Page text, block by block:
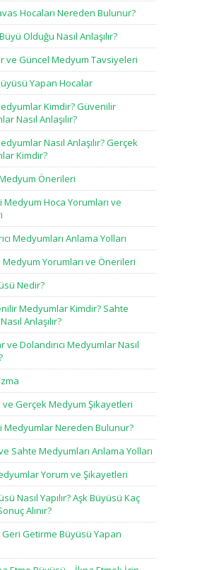
Hocaları Nereden Bulunur?
Olduğu Nasıl Anlaşılır?
ve Güncel Medyum Tavsiyeleri
Yapan Hocalar
Kimdir? Güvenilir
Nasıl Anlaşılır?
Nasıl Anlaşılır? Gerçek
Kimdir?
Önerileri
Hoca Yorumları ve
Medyumları Anlama Yolları
Medyum Yorumları ve Önerileri
Nedir?
Medyumlar Kimdir? Sahte
Anlaşılır?
ve Dolandırıcı Medyumlar Nasıl
ve Gerçek Medyum Şikayetleri
Medyumlar Nereden Bulunur?
Sahte Medyumları Anlama Yolları
Yorum ve Şikayetleri
Nasıl Yapılır? Aşk Büyüsü Kaç
Alınır?
Geri Getirme Büyüsü Yapan